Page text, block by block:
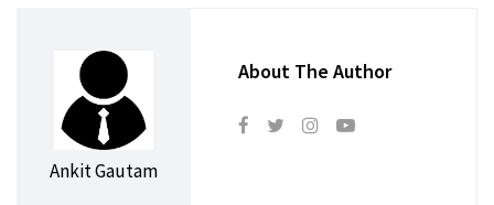
Ankit Gautam
About The Author